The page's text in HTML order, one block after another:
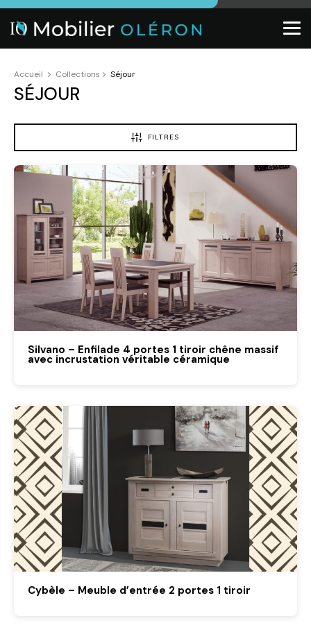
Accueil Collections Séjour
SÉJOUR
FILTRES
Silvano – Enfilade 4 portes 1 tiroir chêne massif
avec incrustation véritable céramique
Cybèle – Meuble d’entrée 2 portes 1 tiroir